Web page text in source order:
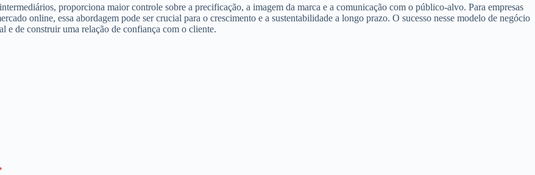
proporciona maior controle sobre a precificação, a imagem da marca e a comunicação com o público-alvo. Para empresas
online, essa abordagem pode ser crucial para o crescimento e a sustentabilidade a longo prazo. O sucesso nesse modelo de negócio
e de construir uma relação de confiança com o cliente.